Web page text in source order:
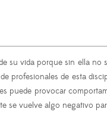
su vida porque sin ella no
profesionales de esta
puede provocar
se vuelve algo negativo